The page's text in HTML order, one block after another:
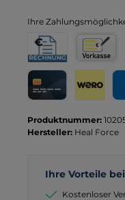
Ihre
Rechnung für
Produktnummer:
Hersteller: Heal Force
Ihre Vorteile
Kostenloser